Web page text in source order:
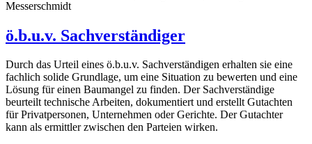
ö.b.u.v. Sachverständiger
Durch das Urteil eines ö.b.u.v. Sachverständigen erhalten sie eine
fachlich solide Grundlage, um eine Situation zu bewerten und eine
Lösung für einen Baumangel zu finden. Der Sachverständige
beurteilt technische Arbeiten, dokumentiert und erstellt Gutachten
für Privatpersonen, Unternehmen oder Gerichte. Der Gutachter
kann als ermittler zwischen den Parteien wirken.